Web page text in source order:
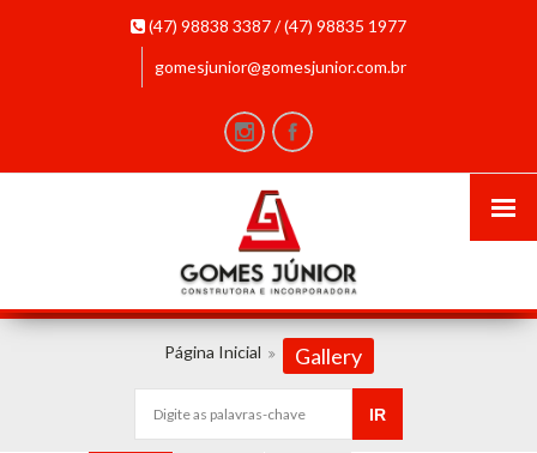
(47) 98838 3387 / (47) 98835 1977
gomesjunior@gomesjunior.com.br
Página Inicial Gallery